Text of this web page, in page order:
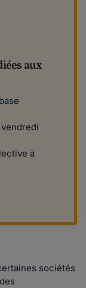
aux
à
sociétés